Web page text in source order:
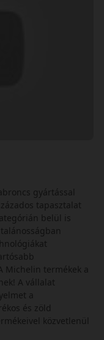
gyártással
tapasztalat
belül is
Michelin termékek a
A vállalat
a
és zöld
közvetlenül